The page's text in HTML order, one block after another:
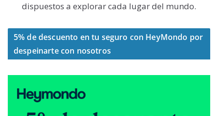
dispuestos a explorar cada lugar del mundo.
5% de descuento en tu seguro con HeyMondo por
despeinarte con nosotros